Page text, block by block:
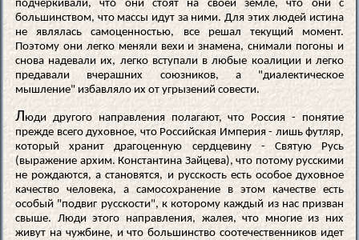
подчеркивали, что они стоят на своей земле, что они с
большинством, что массы идут за ними. Для этих людей истина
не являлась самоценностью, все решал текущий момент.
Поэтому они легко меняли вехи и знамена, снимали погоны и
снова надевали их, легко вступали в любые коалиции и легко
предавали вчерашних союзников, а "диалектическое
мышление" избавляло их от угрызений совести.
Л юди другого направления полагают, что Россия - понятие
прежде всего духовное, что Российская Империя - лишь футляр,
который хранит драгоценную сердцевину - Святую Русь
(выражение архим. Константина Зайцева), что потому русскими
не рождаются, а становятся, и русскость есть особое духовное
качество человека, а самосохранение в этом качестве есть
особый "подвиг русскости", к которому каждый из нас призван
свыше. Люди этого направления, жалея, что многие из них
живут на чужбине, и что большинство соотечественников идет